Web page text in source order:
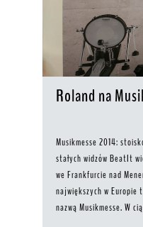
Roland na
Musikmesse 2014:
stałych widzów BeatIt
we Frankfurcie nad
największych w Europie
nazwą Musikmesse. W